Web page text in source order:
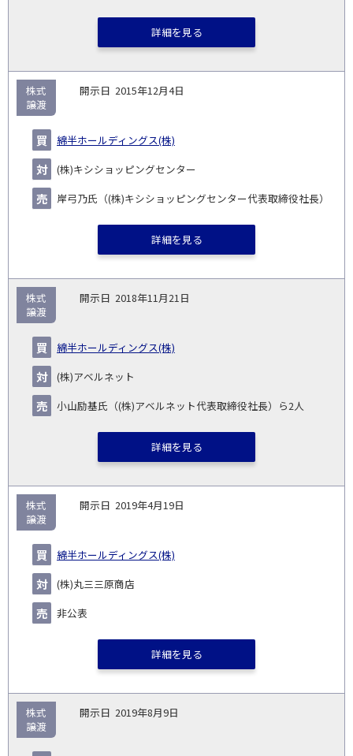
詳細を見る
2015年12月4日
綿半ホールディングス(株)
(株)キシショッピングセンター
岸弓乃氏（(株)キシショッピングセンター代表取締役社長）
株式
譲渡
詳細を見る
2018年11月21日
綿半ホールディングス(株)
(株)アベルネット
小山励基氏（(株)アベルネット代表取締役社長）ら2人
株式
譲渡
詳細を見る
2019年4月19日
綿半ホールディングス(株)
(株)丸三三原商店
非公表
株式
譲渡
詳細を見る
2019年8月9日
株式
譲渡